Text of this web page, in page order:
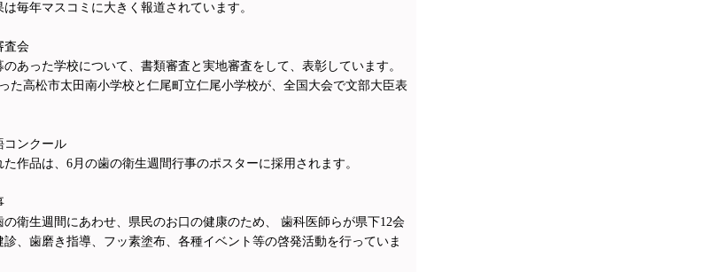
毎年マスコミに大きく報道されています。
査会
あった学校について、書類審査と実地審査をして、表彰しています。
た高松市太田南小学校と仁尾町立仁尾小学校が、全国大会で文部大臣表
コンクール
作品は、6月の歯の衛生週間行事のポスターに採用されます。
の衛生週間にあわせ、県民のお口の健康のため、 歯科医師らが県下12会
、歯磨き指導、フッ素塗布、各種イベント等の啓発活動を行っていま